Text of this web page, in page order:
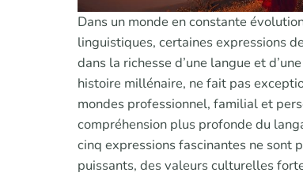
Dans un monde en constante
linguistiques, certaines expressions
dans la richesse d’une langue et
histoire millénaire, ne fait pas
mondes professionnel, familial et
compréhension plus profonde du
cinq expressions fascinantes ne sont
puissants, des valeurs culturelles